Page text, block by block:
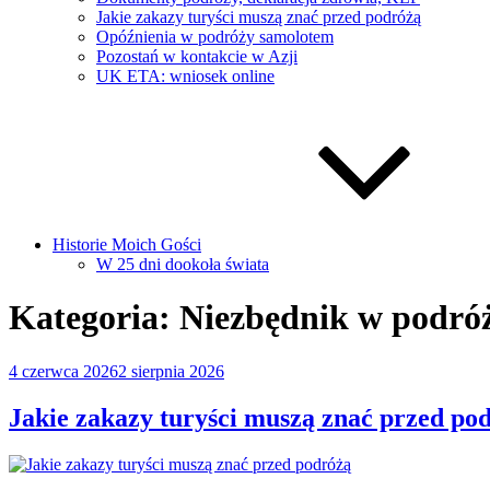
Jakie zakazy turyści muszą znać przed podróżą
Opóźnienia w podróży samolotem
Pozostań w kontakcie w Azji
UK ETA: wniosek online
Historie Moich Gości
W 25 dni dookoła świata
Kategoria: Niezbędnik w
Opublikowane
4 czerwca 20262 sierpnia 2026
Jakie zakazy turyści muszą znać przed